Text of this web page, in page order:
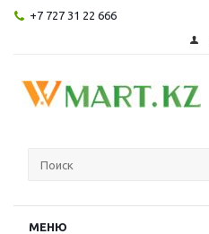
+7 727 31 22 666
МЕНЮ